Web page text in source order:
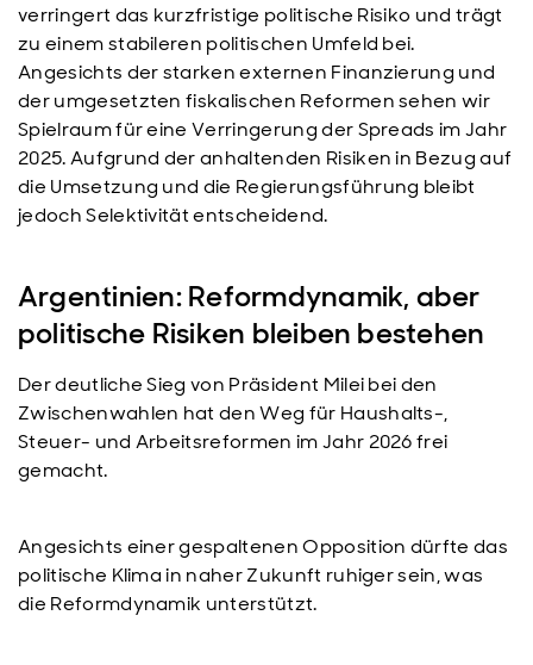
verringert das kurzfristige politische Risiko und trägt
zu einem stabileren politischen Umfeld bei.
Angesichts der starken externen Finanzierung und
der umgesetzten fiskalischen Reformen sehen wir
Spielraum für eine Verringerung der Spreads im Jahr
2025. Aufgrund der anhaltenden Risiken in Bezug auf
die Umsetzung und die Regierungsführung bleibt
jedoch Selektivität entscheidend.
Argentinien: Reformdynamik, aber
politische Risiken bleiben bestehen
Der deutliche Sieg von Präsident Milei bei den
Zwischenwahlen hat den Weg für Haushalts-,
Steuer- und Arbeitsreformen im Jahr 2026 frei
gemacht.
Angesichts einer gespaltenen Opposition dürfte das
politische Klima in naher Zukunft ruhiger sein, was
die Reformdynamik unterstützt.